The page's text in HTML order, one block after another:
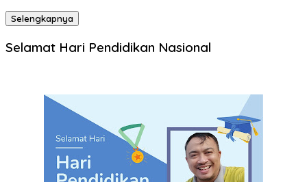
Selengkapnya
Selamat Hari Pendidikan Nasional